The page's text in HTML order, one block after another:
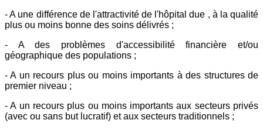
- A une différence de l'attractivité de l'hôpital due , à la qualité
plus ou moins bonne des soins délivrés ;
- A des problèmes d'accessibilité financière et/ou
géographique des populations ;
- A un recours plus ou moins importants à des structures de
premier niveau ;
- A un recours plus ou moins importants aux secteurs privés
(avec ou sans but lucratif) et aux secteurs traditionnels ;